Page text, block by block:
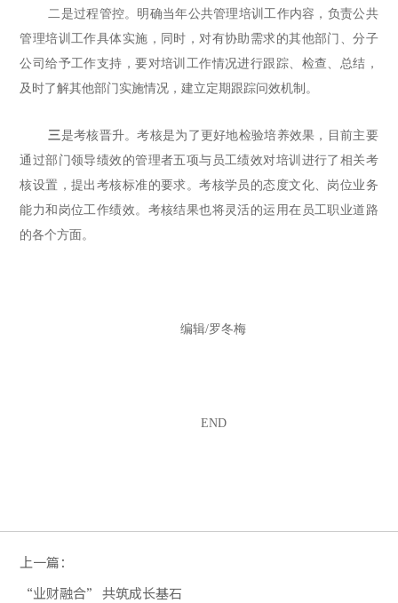
二是过程管控。明确当年公共管理培训工作内容，负责公共
管理培训工作具体实施，同时，对有协助需求的其他部门、分子
公司给予工作支持，要对培训工作情况进行跟踪、检查、总结，
及时了解其他部门实施情况，建立定期跟踪问效机制。
三是考核晋升。考核是为了更好地检验培养效果，目前主要
通过部门领导绩效的管理者五项与员工绩效对培训进行了相关考
核设置，提出考核标准的要求。考核学员的态度文化、岗位业务
能力和岗位工作绩效。考核结果也将灵活的运用在员工职业道路
的各个方面。
编辑/罗冬梅
END
上一篇：
“业财融合” 共筑成长基石